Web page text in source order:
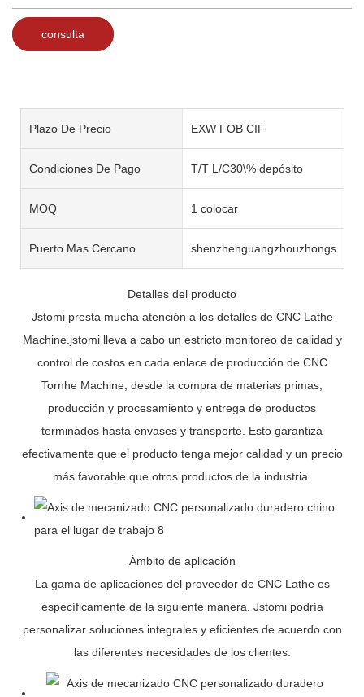
consulta
Plazo De Precio EXW FOB CIF
Condiciones De Pago T/T L/C30\% depósito
MOQ 1 colocar
Puerto Mas Cercano shenzhenguangzhouzhongshan
Detalles del producto
Jstomi presta mucha atención a los detalles de CNC Lathe
Machine.jstomi lleva a cabo un estricto monitoreo de calidad y
control de costos en cada enlace de producción de CNC
Tornhe Machine, desde la compra de materias primas,
producción y procesamiento y entrega de productos
terminados hasta envases y transporte. Esto garantiza
efectivamente que el producto tenga mejor calidad y un precio
más favorable que otros productos de la industria.
Ámbito de aplicación
La gama de aplicaciones del proveedor de CNC Lathe es
específicamente de la siguiente manera. Jstomi podría
personalizar soluciones integrales y eficientes de acuerdo con
las diferentes necesidades de los clientes.